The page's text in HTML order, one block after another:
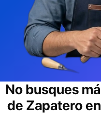
No busques
de Zapatero